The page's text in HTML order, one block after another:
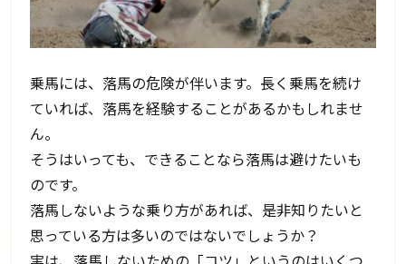
乗馬には、落馬の危険が伴います。長く乗馬を続け
ていれば、落馬を経験することがあるかもしれませ
ん。
そうはいっても、できることなら落馬は避けたいも
のです。
落馬しないような乗り方があれば、是非知りたいと
思っている方は多いのではないでしょうか？